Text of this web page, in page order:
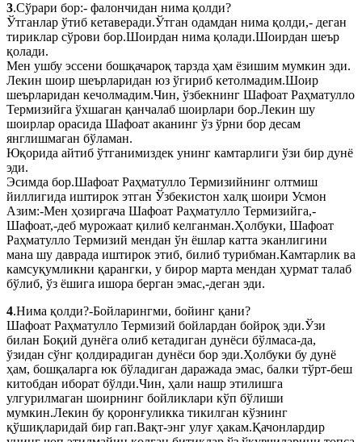
3.Сўрари бор:- фалончидан нима қолди?
Ўтганлар ўтиб кетаверади.Ўтган одамдан нима қолди,- деган
тириклар сўрови бор.Шоирдан нима қолади.Шоирдан шеър
қолади.
Мен ушбу эссени бошқачароқ тарзда ҳам ёзишим мумкин эди.
Лекин шоир шеърларидан юз ўгириб кетолмадим.Шоир
шеърларидан кечолмадим.Чин, ўзбекнинг Шафоат Раҳматулло
Термизийга ўхшаган қанчалаб шоирлари бор.Лекин шу
шоирлар орасида Шафоат аканинг ўз ўрни бор десам
янглишмаган бўламан.
Юқорида айтиб ўтганимиздек унинг камтарлиги ўзи бир дунё
эди.
Эсимда бор.Шафоат Раҳматулло Термизийнинг олтмиш
йиллигида иштирок этган Ўзбекистон халқ шоири Усмон
Азим:-Мен ҳозиргача Шафоат Раҳматулло Термизийга,-
Шафоат,-деб мурожаат қилиб келганман.Ҳолбуки, Шафоат
Раҳматулло Термизий мендан ўн ёшлар катта эканлигини
мана шу даврада иштирок этиб, билиб турибман.Камтарлик ва
камсуқумликни қарангки, у бирор марта мендан ҳурмат талаб
бўлиб, ўз ёшига ишора берган эмас,-деган эди.
4.Нима қолди?-Бойларингми, бойинг қани?
Шафоат Раҳматулло Термизий бойлардан бойроқ эди.Ўзи
билан Боқий дунёга олиб кетадиган дунёси бўлмаса-да,
ўзидан сўнг қолдирадиган дунёси бор эди.Ҳолбуки бу дунё
ҳам, бошқаларга юк бўладиган даражада эмас, балки тўрт-беш
китобдан иборат бўлди.Чин, ҳали нашр этилишга
улгурилмаган шоирнинг бойликлари кўп бўлиши
мумкин.Лекин бу қоронғуликка тикилган кўзнинг
қўшиқларидай бир гап.Вақт-энг улуғ ҳакам.Қачонлардир